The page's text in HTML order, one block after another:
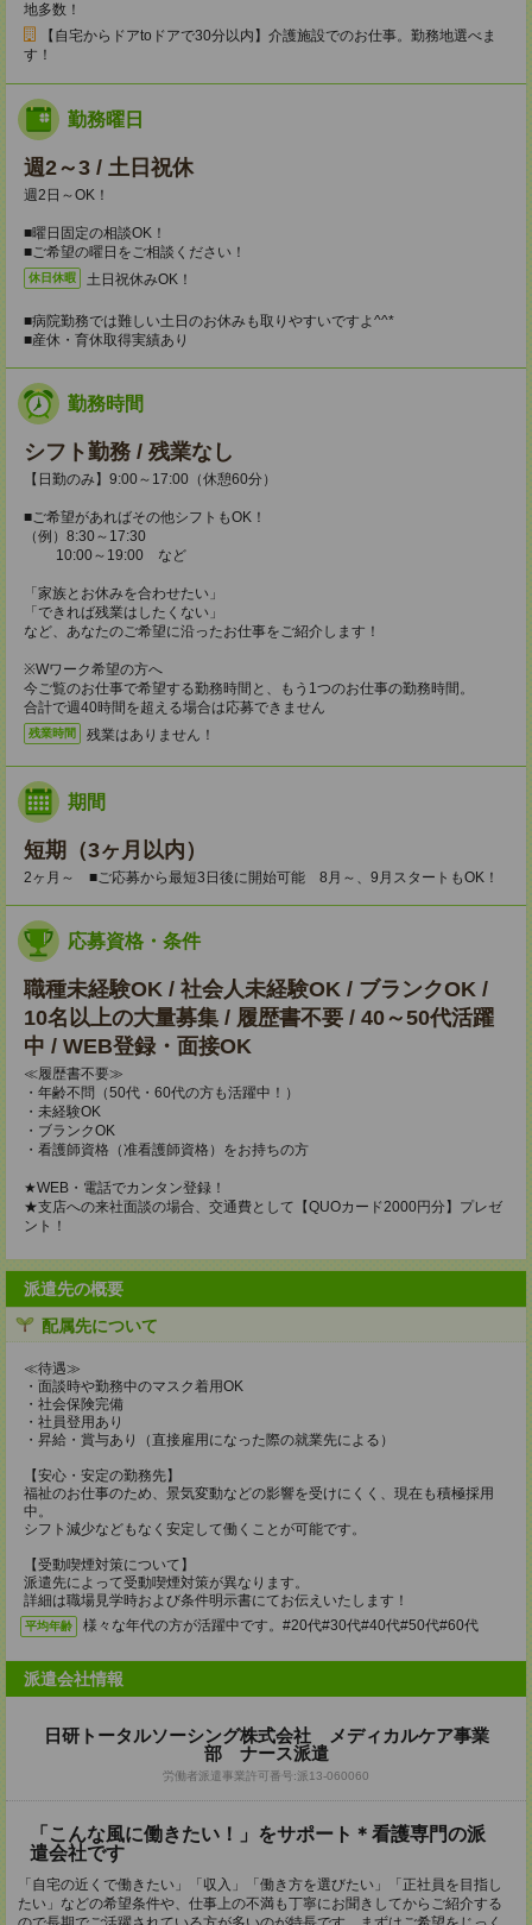
地多数！
【自宅からドアtoドアで30分以内】介護施設でのお仕事。勤務地選べま
す！
勤務曜日
週2～3 / 土日祝休
週2日～OK！
■曜日固定の相談OK！
■ご希望の曜日をご相談ください！
休日休暇 土日祝休みOK！
■病院勤務では難しい土日のお休みも取りやすいですよ^^*
■産休・育休取得実績あり
勤務時間
シフト勤務 / 残業なし
【日勤のみ】9:00～17:00（休憩60分）
■ご希望があればその他シフトもOK！
（例）8:30～17:30
10:00～19:00 など
「家族とお休みを合わせたい」
「できれば残業はしたくない」
など、あなたのご希望に沿ったお仕事をご紹介します！
※Wワーク希望の方へ
今ご覧のお仕事で希望する勤務時間と、もう1つのお仕事の勤務時間。
合計で週40時間を超える場合は応募できません
残業時間 残業はありません！
期間
短期（3ヶ月以内）
2ヶ月～ ■ご応募から最短3日後に開始可能 8月～、9月スタートもOK！
応募資格・条件
職種未経験OK / 社会人未経験OK / ブランクOK /
10名以上の大量募集 / 履歴書不要 / 40～50代活躍
中 / WEB登録・面接OK
≪履歴書不要≫
・年齢不問（50代・60代の方も活躍中！）
・未経験OK
・ブランクOK
・看護師資格（准看護師資格）をお持ちの方
★WEB・電話でカンタン登録！
★支店への来社面談の場合、交通費として【QUOカード2000円分】プレゼ
ント！
派遣先の概要
配属先について
≪待遇≫
・面談時や勤務中のマスク着用OK
・社会保険完備
・社員登用あり
・昇給・賞与あり（直接雇用になった際の就業先による）
【安心・安定の勤務先】
福祉のお仕事のため、景気変動などの影響を受けにくく、現在も積極採用
中。
シフト減少などもなく安定して働くことが可能です。
【受動喫煙対策について】
派遣先によって受動喫煙対策が異なります。
詳細は職場見学時および条件明示書にてお伝えいたします！
平均年齢 様々な年代の方が活躍中です。#20代#30代#40代#50代#60代
派遣会社情報
日研トータルソーシング株式会社 メディカルケア事業
部 ナース派遣
労働者派遣事業許可番号:派13-060060
「こんな風に働きたい！」をサポート＊看護専門の派
遣会社です
「自宅の近くで働きたい」「収入」「働き方を選びたい」「正社員を目指し
たい」などの希望条件や、仕事上の不満も丁寧にお聞きしてからご紹介する